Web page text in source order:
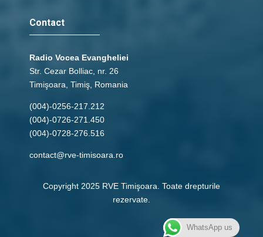
Contact
Radio Vocea Evangheliei
Str. Cezar Bolliac, nr. 26
Timişoara, Timiş, Romania
(004)-0256-217.212
(004)-0726-271.450
(004)-0728-276.516
contact@rve-timisoara.ro
Copyright 2025 RVE Timişoara. Toate drepturile
rezervate.
WhatsApp us